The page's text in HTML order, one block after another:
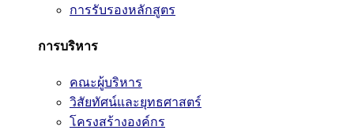
การรับรองหลักสูตร
การบริหาร
คณะผู้บริหาร
วิสัยทัศน์และยุทธศาสตร์
โครงสร้างองค์กร